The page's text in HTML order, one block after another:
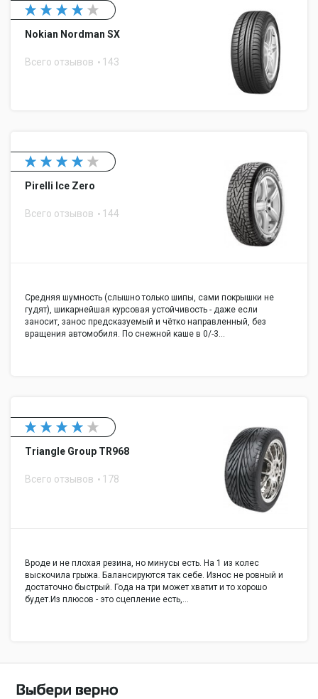
Nokian Nordman SX
Всего отзывов 143
Pirelli Ice Zero
Всего отзывов 144
Средняя шумность (слышно только шипы, сами покрышки не
гудят), шикарнейшая курсовая устойчивость - даже если
заносит, занос предсказуемый и чётко направленный, без
вращения автомобиля. По снежной каше в 0/-3…
Triangle Group TR968
Всего отзывов 178
Вроде и не плохая резина, но минусы есть. На 1 из колес
выскочила грыжа. Балансируются так себе. Износ не ровный и
достаточно быстрый. Года на три может хватит и то хорошо
будет.Из плюсов - это сцепление есть,…